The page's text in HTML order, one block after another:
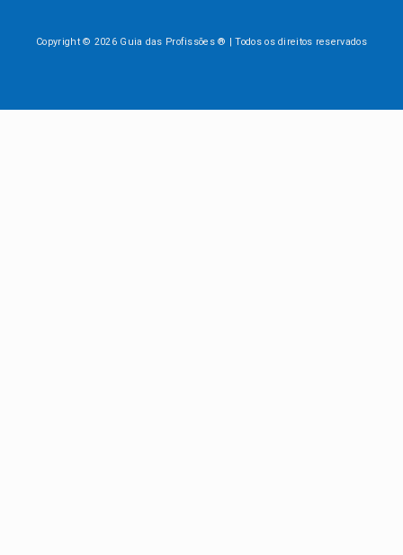
Copyright © 2026 Guia das Profissões ® | Todos os direitos reservados